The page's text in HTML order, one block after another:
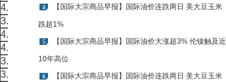
4.2714% 5.14
2.31
3.9167% 4.67
4.4023%
4.1156% -20.36
2.37
3.9285% -16.96
3.7195% -18.12
2.61
4 【国际大宗商品早报】国际油价连跌两日 美大豆玉米
跌超1%
5 【国际大宗商品早报】国际油价大涨超3% 伦镍触及近
10年高位
6 【国际大宗商品早报】国际油价连跌两日 美大豆玉米